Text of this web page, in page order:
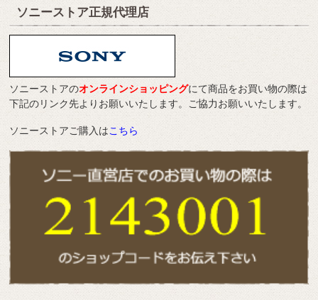
ソニーストア正規代理店
ソニーストアのオンラインショッピングにて商品をお買い物の際は
下記のリンク先よりお願いいたします。ご協力お願いいたします。
ソニーストアご購入はこちら